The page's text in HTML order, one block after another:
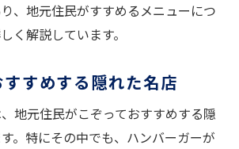
、地元住民がすすめるメニューにつ
く解説しています。
すめする隠れた名店
地元住民がこぞっておすすめする隠
。特にその中でも、ハンバーガーが